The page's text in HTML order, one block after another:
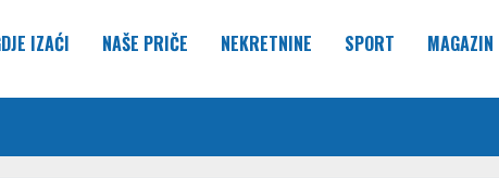
IZAĆI NAŠE PRIČE NEKRETNINE SPORT MAGAZIN